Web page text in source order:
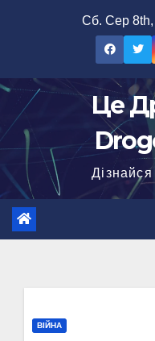
Сб. Сер 8th,
Це
ВІЙНА